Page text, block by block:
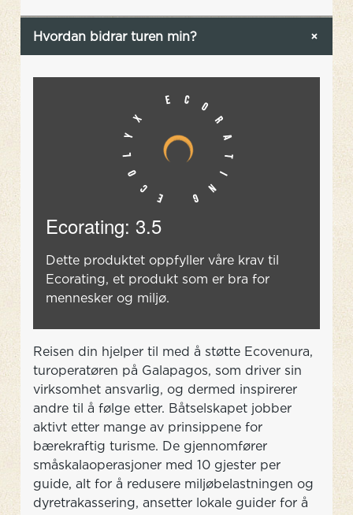
Hvordan bidrar turen min?
Ecorating: 3.5
Dette produktet oppfyller våre krav til
Ecorating, et produkt som er bra for
mennesker og miljø.
Reisen din hjelper til med å støtte Ecovenura,
turoperatøren på Galapagos, som driver sin
virksomhet ansvarlig, og dermed inspirerer
andre til å følge etter. Båtselskapet jobber
aktivt etter mange av prinsippene for
bærekraftig turisme. De gjennomfører
småskalaoperasjoner med 10 gjester per
guide, alt for å redusere miljøbelastningen og
dyretrakassering, ansetter lokale guider for å